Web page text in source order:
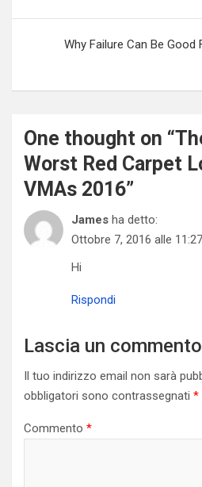
Why Failure Can Be
One thought on “
Worst Red Carpet
VMAs 2016”
James ha detto:
Ottobre 7, 2016 alle
Hi
Rispondi
Lascia un commento
Il tuo indirizzo email non sarà
obbligatori sono contrassegnati *
Commento *